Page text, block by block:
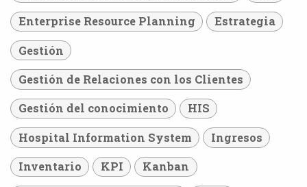
Enterprise Resource Planning Estrategia
Gestión
Gestión de Relaciones con los Clientes
Gestión del conocimiento HIS
Hospital Information System Ingresos
Inventario KPI Kanban